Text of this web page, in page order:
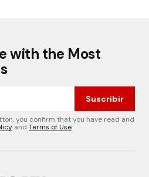
with the Most
Suscribir
you confirm that you have read and
and Terms of Use